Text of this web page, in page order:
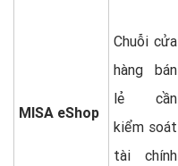
MISA eShop
Chuỗi cửa
hàng bán
lẻ cần
kiểm soát
tài chính